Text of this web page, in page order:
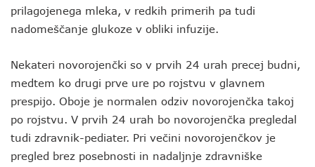
prilagojenega mleka, v redkih primerih pa tudi
nadomeščanje glukoze v obliki infuzije.
Nekateri novorojenčki so v prvih 24 urah precej budni,
medtem ko drugi prve ure po rojstvu v glavnem
prespijo. Oboje je normalen odziv novorojenčka takoj
po rojstvu. V prvih 24 urah bo novorojenčka pregledal
tudi zdravnik-pediater. Pri večini novorojenčkov je
pregled brez posebnosti in nadaljnje zdravniške